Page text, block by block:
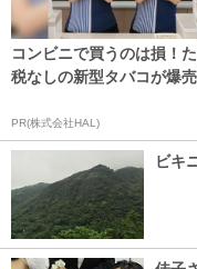
コンビニで買うのは損！
税なしの新型タバコが爆
PR(株式会社HAL)
ビキ